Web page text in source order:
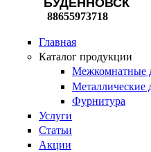
88655973718
Главная
Каталог продукции
Межкомнатные
Металлические
Фурнитура
Услуги
Статьи
Акции